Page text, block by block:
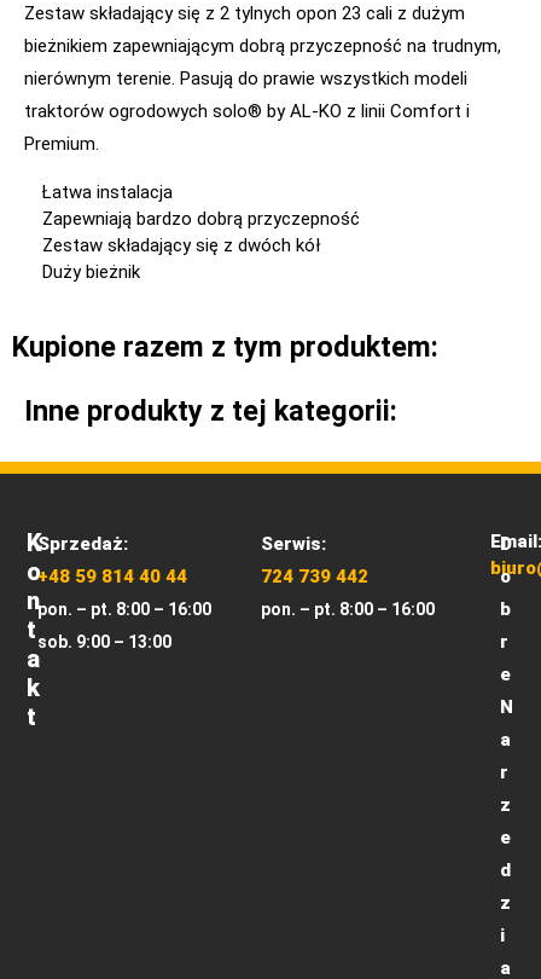
Zestaw składający się z 2 tylnych opon 23 cali z dużym
bieżnikiem zapewniającym dobrą przyczepność na trudnym,
nierównym terenie. Pasują do prawie wszystkich modeli
traktorów ogrodowych solo® by AL-KO z linii Comfort i
Premium.
Łatwa instalacja
Zapewniają bardzo dobrą przyczepność
Zestaw składający się z dwóch kół
Duży bieżnik
Kupione razem z tym produktem:
Inne produkty z tej kategorii:
K
O
N
T
A
K
T
Sprzedaż:
+48 59 814 40 44
pon. – pt. 8:00 – 16:00
sob. 9:00 – 13:00
Serwis:
724 739 442
pon. – pt. 8:00 – 16:00
Email:
D
o
b
r
e
N
a
r
z
e
d
z
i
a